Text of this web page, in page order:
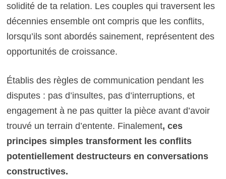
solidité de ta relation. Les couples qui traversent les
décennies ensemble ont compris que les conflits,
lorsqu’ils sont abordés sainement, représentent des
opportunités de croissance.
Établis des règles de communication pendant les
disputes : pas d’insultes, pas d’interruptions, et
engagement à ne pas quitter la pièce avant d’avoir
trouvé un terrain d’entente. Finalement, ces
principes simples transforment les conflits
potentiellement destructeurs en conversations
constructives.